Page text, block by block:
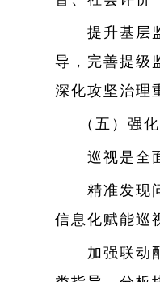
提升基层监
导，完善提级
深化攻坚治理
（五）强
巡视是全面
精准发现问
信息化赋能巡
加强联动配